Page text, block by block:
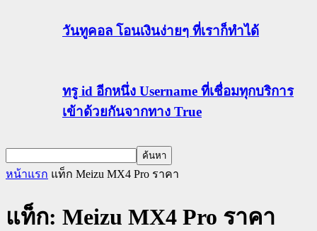
วันทูคอล โอนเงินง่ายๆ ที่เราก็ทำได้
ทรู id อีกหนึ่ง Username ที่เชื่อมทุกบริการ
เข้าด้วยกันจากทาง True
หน้าแรก แท็ก Meizu MX4 Pro ราคา
แท็ก: Meizu MX4 Pro ราคา